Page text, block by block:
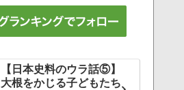
【日本史料のウラ話⑤】
大根をかじる子どもたち